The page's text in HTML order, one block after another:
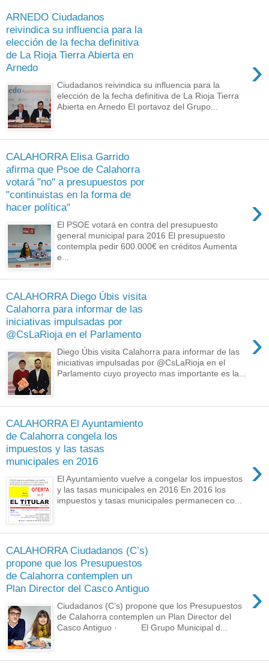
ARNEDO Ciudadanos
reivindica su influencia para la
elección de la fecha definitiva
de La Rioja Tierra Abierta en
Arnedo
›
Ciudadanos reivindica su influencia para la
elección de la fecha definitiva de La Rioja Tierra
Abierta en Arnedo El portavoz del Grupo...
CALAHORRA Elisa Garrido
afirma que Psoe de Calahorra
votará "no" a presupuestos por
"continuistas en la forma de
hacer política"
›
El PSOE votará en contra del presupuesto
general municipal para 2016 El presupuesto
contempla pedir 600.000€ en créditos Aumenta
e...
CALAHORRA Diego Úbis visita
Calahorra para informar de las
iniciativas impulsadas por
@CsLaRioja en el Parlamento
›
Diego Úbis visita Calahorra para informar de las
iniciativas impulsadas por @CsLaRioja en el
Parlamento cuyo proyecto mas importante es la...
CALAHORRA El Ayuntamiento
de Calahorra congela los
impuestos y las tasas
municipales en 2016
›
El Ayuntamiento vuelve a congelar los impuestos
y las tasas municipales en 2016 En 2016 los
impuestos y tasas municipales permanecen co...
CALAHORRA Ciudadanos (C’s)
propone que los Presupuestos
de Calahorra contemplen un
Plan Director del Casco Antiguo
›
Ciudadanos (C’s) propone que los Presupuestos
de Calahorra contemplen un Plan Director del
Casco Antiguo · El Grupo Municipal d...